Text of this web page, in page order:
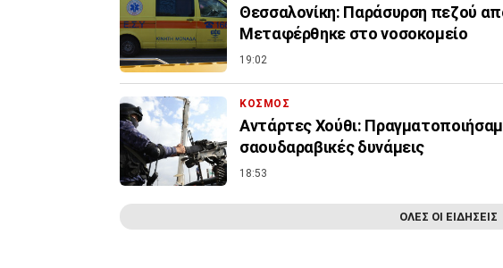
Θεσσαλονίκη: Παράσυρση πεζού
Μεταφέρθηκε στο νοσοκομείο
19:02
ΚΟΣΜΟΣ
Αντάρτες Χούθι:
σαουδαραβικές δυνάμεις
18:53
ΟΛΕΣ ΟΙ ΕΙΔΗΣΕΙΣ